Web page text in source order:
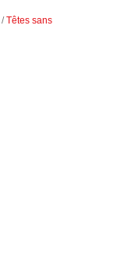
/Têtes sans